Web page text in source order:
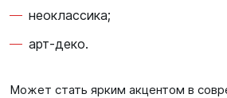
неоклассика;
арт‑деко.
Может стать ярким акцентом в